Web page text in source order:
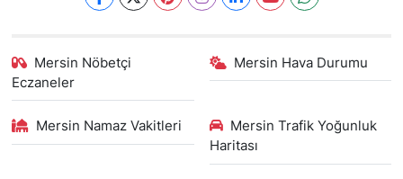
Mersin Nöbetçi
Eczaneler
Mersin Hava Durumu
Mersin Namaz Vakitleri
Mersin Trafik Yoğunluk
Haritası